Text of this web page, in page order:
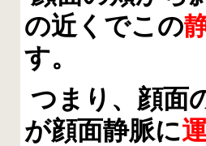
の近くでこの
す。
つまり、顔面
が顔面静脈に